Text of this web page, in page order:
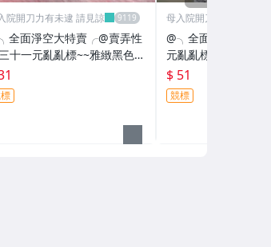
母入院開刀力有未逮 請見諒
全面淨空大特賣╭@賣弄性
十一元亂亂標~~雅緻黑色小
@╮全面淨空大特
元亂亂標~~~淺紫色
尚睡衣
$ 51
競標